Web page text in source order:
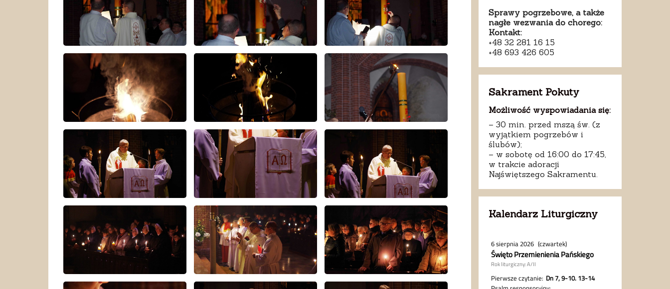
Sprawy pogrzebowe, a także
nagłe wezwania do chorego:
Kontakt:
+48 32 281 16 15
+48 693 426 605
Sakrament Pokuty
Możliwość wyspowiadania się:
– 30 min. przed mszą św. (z
wyjątkiem pogrzebów i
ślubów);
– w sobotę od 16:00 do 17:45,
w trakcie adoracji
Najświętszego Sakramentu.
Kalendarz Liturgiczny